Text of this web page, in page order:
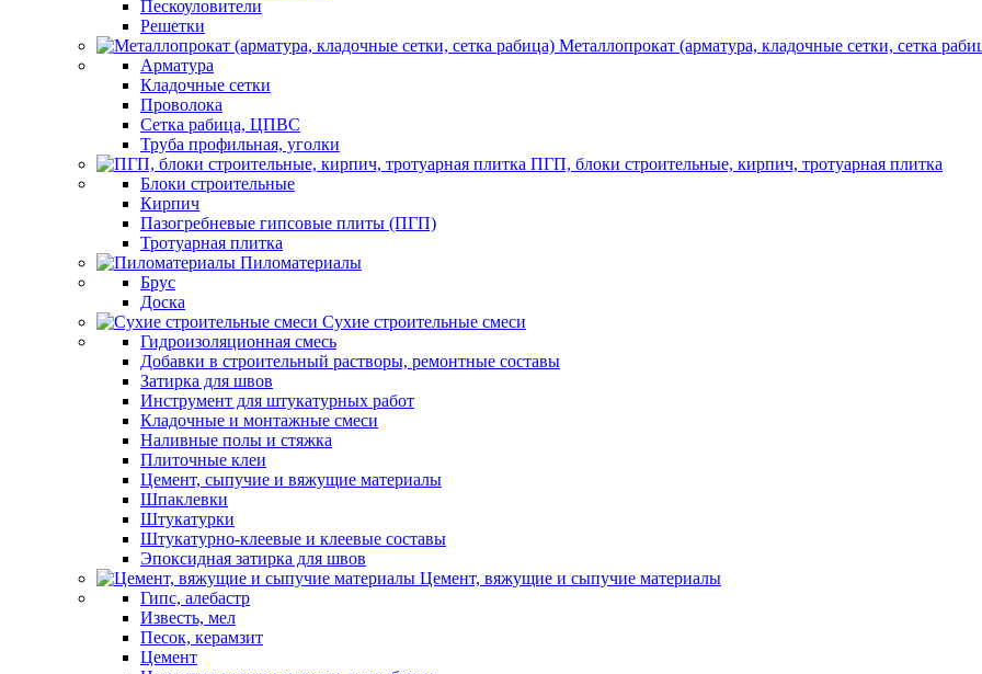
Пескоуловители
Решетки
Металлопрокат (арматура, кладочные сетки, сетка
Арматура
Кладочные сетки
Проволока
Сетка рабица, ЦПВС
Труба профильная, уголки
ПГП, блоки строительные, кирпич, тротуарная плитка
Блоки строительные
Кирпич
Пазогребневые гипсовые плиты (ПГП)
Тротуарная плитка
Пиломатериалы
Брус
Доска
Сухие строительные смеси
Гидроизоляционная смесь
Добавки в строительный растворы, ремонтные составы
Затирка для швов
Инструмент для штукатурных работ
Кладочные и монтажные смеси
Наливные полы и стяжка
Плиточные клеи
Цемент, сыпучие и вяжущие материалы
Шпаклевки
Штукатурки
Штукатурно-клеевые и клеевые составы
Эпоксидная затирка для швов
Цемент, вяжущие и сыпучие материалы
Гипс, алебастр
Известь, мел
Песок, керамзит
Цемент